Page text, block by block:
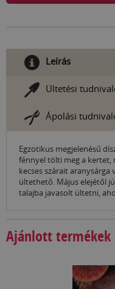
Leírás
Ültetési
Ápolási
Egzotikus megjelenésű
fénnyel tölti meg a kertet,
kecses szárait
ültethető. Május elejétől
talajba javasolt ültetni,
Ajánlott termékek